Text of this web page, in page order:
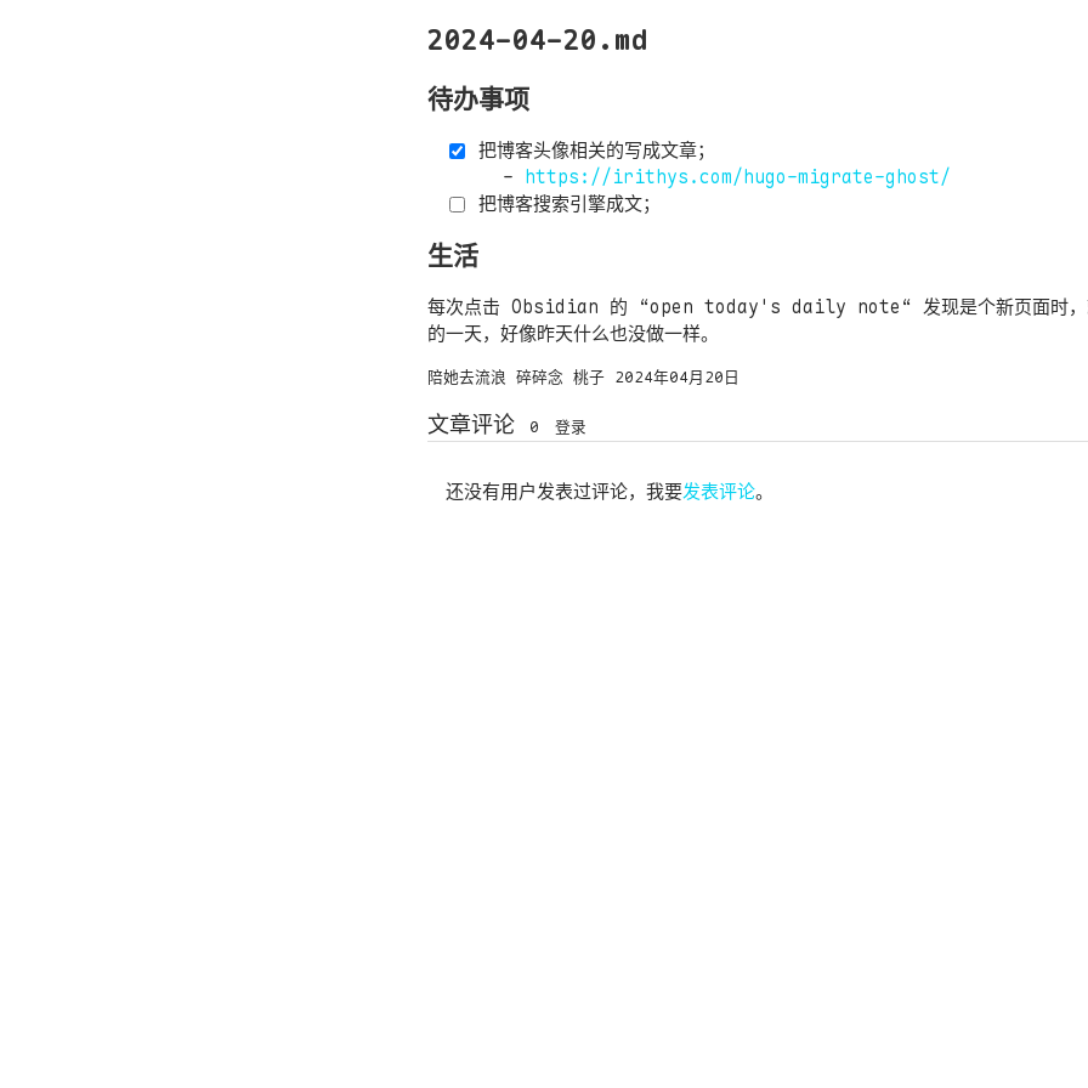
2024-04-20.md
待办事项
把博客头像相关的写成文章；
https://irithys.com/hugo-migrate-ghost/
把博客搜索引擎成文；
生活
每次点击 Obsidian 的 “open today's daily note“ 发现是个新页面时，
的一天，好像昨天什么也没做一样。
陪她去流浪 碎碎念 桃子 2024年04月20日
文章评论 0 登录
还没有用户发表过评论，我要发表评论。